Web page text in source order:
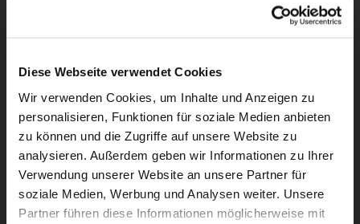
Diese Webseite verwendet Cookies
Wir verwenden Cookies, um Inhalte und Anzeigen zu
personalisieren, Funktionen für soziale Medien anbieten
zu können und die Zugriffe auf unsere Website zu
analysieren. Außerdem geben wir Informationen zu Ihrer
Verwendung unserer Website an unsere Partner für
soziale Medien, Werbung und Analysen weiter. Unsere
Partner führen diese Informationen möglicherweise mit